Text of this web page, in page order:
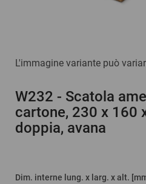
L'immagine variante può
W232 - Scatola
cartone, 230 x 160
doppia, avana
Dim. interne lung. x larg. x alt.